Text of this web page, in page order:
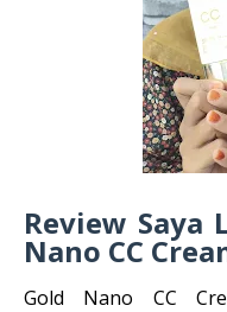
Review Saya
Nano CC
Gold Nano CC